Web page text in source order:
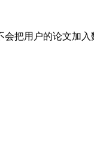
把用户的论文加